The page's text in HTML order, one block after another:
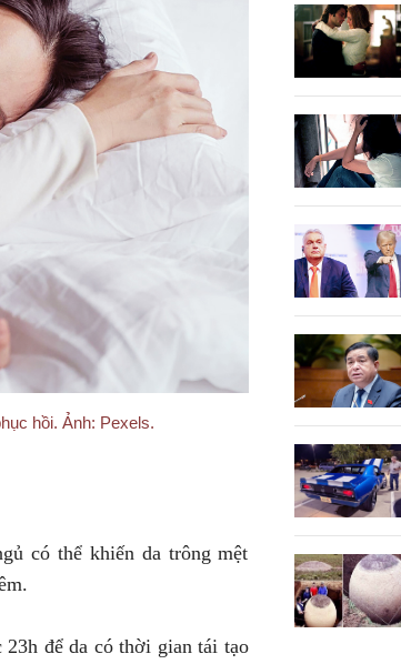
hồi. Ảnh: Pexels.
có thể khiến da trông mệt
để da có thời gian tái tạo